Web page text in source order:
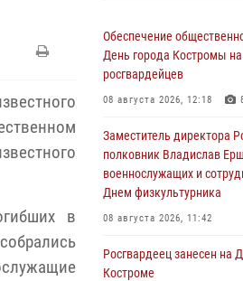
в
Обеспечение
День города Костромы
росгвардейцев
08 августа 2026, 12:18
Заместитель директора
полковник Владислав
военнослужащих и
Днем физкультурника
08 августа 2026, 11:42
Росгвардеец занесен на
Костроме